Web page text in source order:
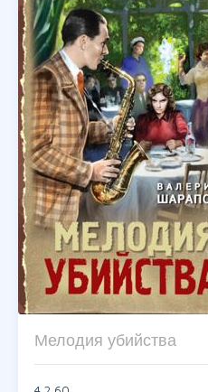
Мелодия убийства